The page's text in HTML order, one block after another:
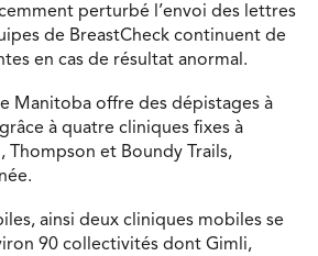
perturbé l’envoi des lettres
de BreastCheck continuent de
en cas de résultat anormal.
Manitoba offre des dépistages à
à quatre cliniques fixes à
Thompson et Boundy Trails,
ainsi deux cliniques mobiles se
90 collectivités dont Gimli,